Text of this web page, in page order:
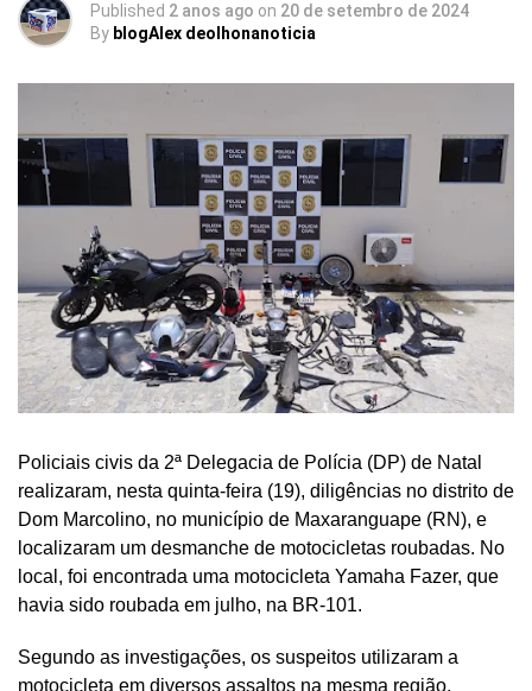
Published 2 anos ago on 20 de setembro de 2024
By blogAlex deolhonanoticia
Policiais civis da 2ª Delegacia de Polícia (DP) de Natal
realizaram, nesta quinta-feira (19), diligências no distrito de
Dom Marcolino, no município de Maxaranguape (RN), e
localizaram um desmanche de motocicletas roubadas. No
local, foi encontrada uma motocicleta Yamaha Fazer, que
havia sido roubada em julho, na BR-101.
Segundo as investigações, os suspeitos utilizaram a
motocicleta em diversos assaltos na mesma região,